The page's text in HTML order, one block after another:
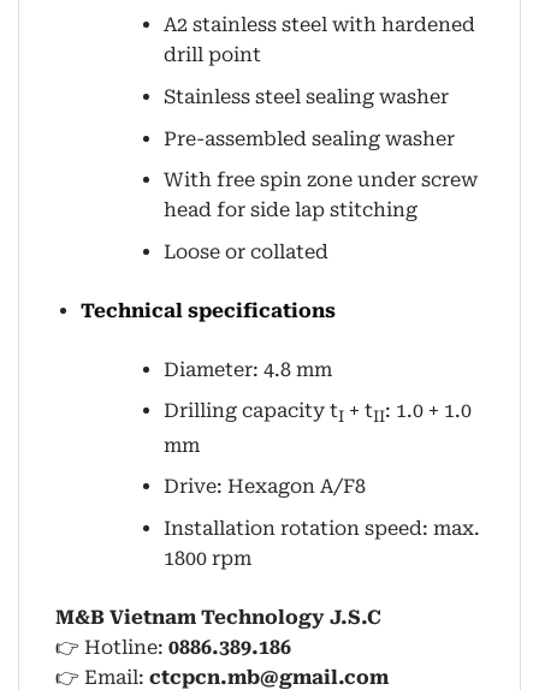
A2 stainless steel with hardened
drill point
Stainless steel sealing washer
Pre-assembled sealing washer
With free spin zone under screw
head for side lap stitching
Loose or collated
Technical specifications
Diameter: 4.8 mm
Drilling capacity tI+ tII: 1.0 + 1.0
mm
Drive: Hexagon A/F8
Installation rotation speed: max.
1800 rpm
M&B Vietnam Technology J.S.C
👉 Hotline: 0886.389.186
👉 Email: ctcpcn.mb@gmail.com